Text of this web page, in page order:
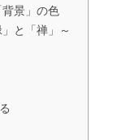
景」の色
と「禅」～